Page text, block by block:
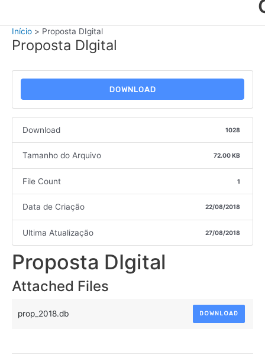
Início Proposta DIgital
Proposta DIgital
DOWNLOAD
Download 1028
Tamanho do Arquivo 72.00 KB
File Count 1
Data de Criação 22/08/2018
Ultima Atualização 27/08/2018
Proposta DIgital
Attached Files
prop_2018.db DOWNLOAD